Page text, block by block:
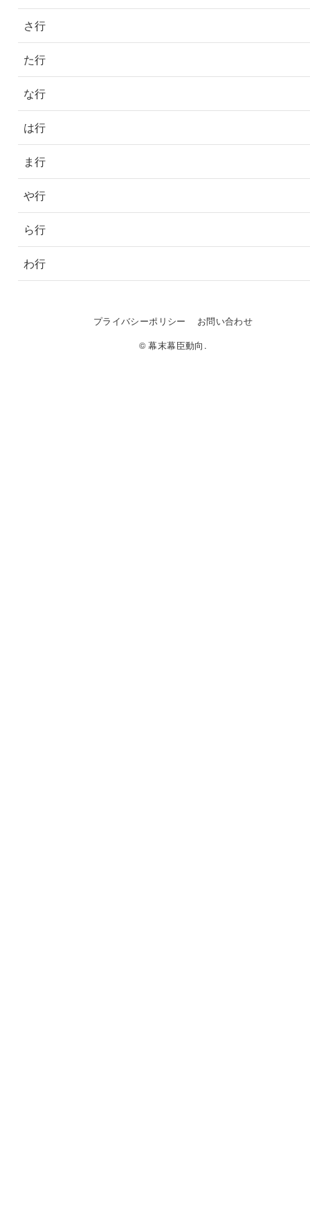
さ行
た行
な行
は行
ま行
や行
ら行
わ行
プライバシーポリシー
お問い合わせ
© 幕末幕臣動向.